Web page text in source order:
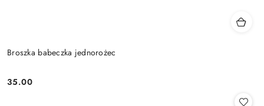
Broszka babeczka jednorożec
Cena:
35.00